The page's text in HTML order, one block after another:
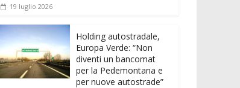
19 luglio 2026
Holding autostradale,
Europa Verde: “Non
diventi un bancomat
per la Pedemontana e
per nuove autostrade”